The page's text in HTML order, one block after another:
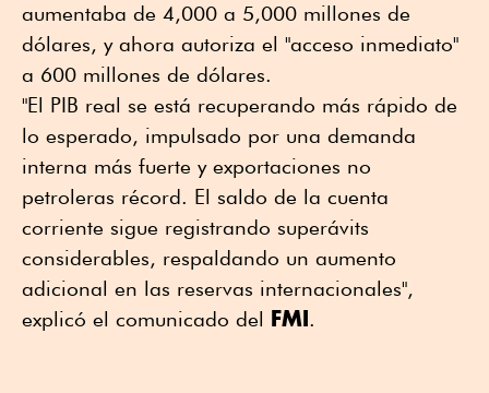
aumentaba de 4,000 a 5,000 millones de
dólares, y ahora autoriza el "acceso inmediato"
a 600 millones de dólares.
"El PIB real se está recuperando más rápido de
lo esperado, impulsado por una demanda
interna más fuerte y exportaciones no
petroleras récord. El saldo de la cuenta
corriente sigue registrando superávits
considerables, respaldando un aumento
adicional en las reservas internacionales",
explicó el comunicado del FMI.